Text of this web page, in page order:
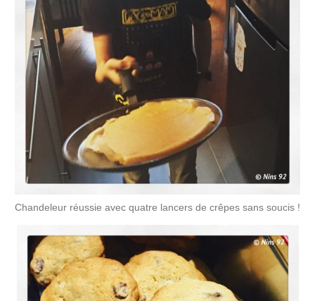
Chandeleur réussie avec quatre lancers de crêpes sans soucis !